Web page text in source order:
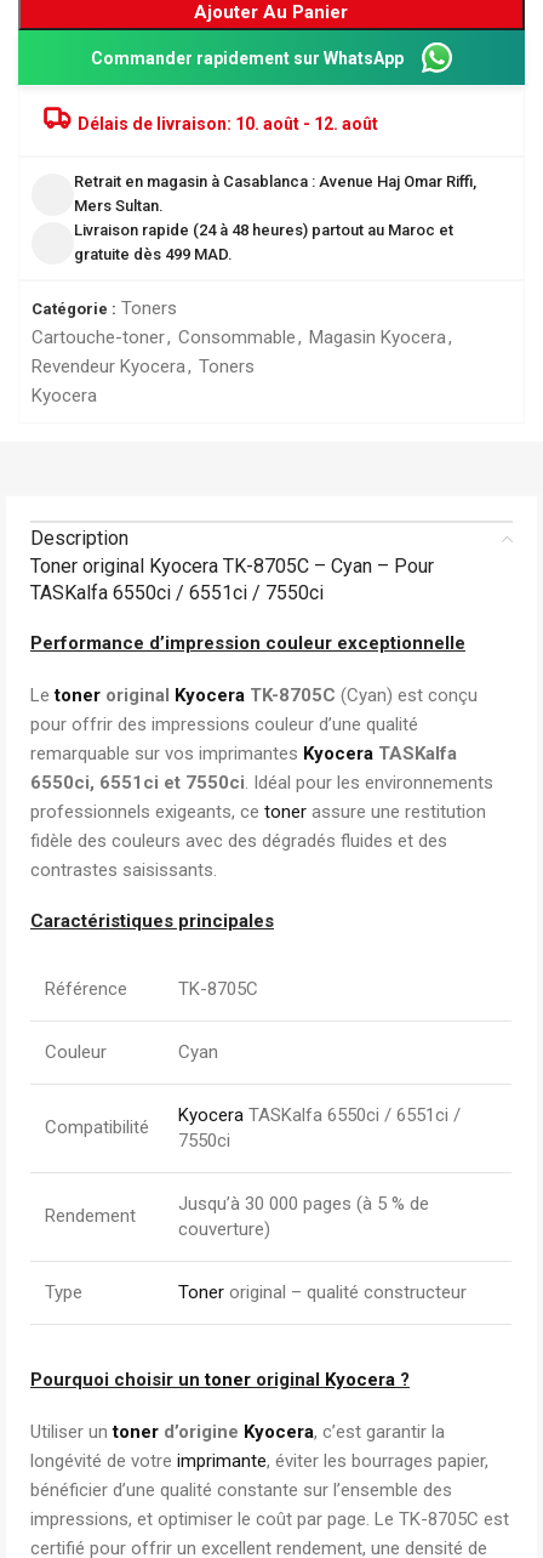
Ajouter Au Panier
Commander rapidement sur WhatsApp
Délais de livraison: 10. août - 12. août
Retrait en magasin à Casablanca : Avenue Haj Omar Riffi,
Mers Sultan.
Livraison rapide (24 à 48 heures) partout au Maroc et
gratuite dès 499 MAD.
Catégorie : Toners
Cartouche-toner, Consommable, Magasin Kyocera,
Revendeur Kyocera, Toners
Kyocera
Description
Toner original Kyocera TK-8705C – Cyan – Pour
TASKalfa 6550ci / 6551ci / 7550ci
Performance d’impression couleur exceptionnelle
Letoner original Kyocera TK-8705C (Cyan) est conçu
pour offrir des impressions couleur d’une qualité
remarquable sur vos imprimantes Kyocera TASKalfa
6550ci, 6551ci et 7550ci. Idéal pour les environnements
professionnels exigeants, ce toner assure une restitution
fidèle des couleurs avec des dégradés fluides et des
contrastes saisissants.
Caractéristiques principales
Référence TK-8705C
Couleur Cyan
Compatibilité
Kyocera TASKalfa 6550ci / 6551ci /
7550ci
Rendement
Jusqu’à 30 000 pages (à 5 % de
couverture)
Type Toner original – qualité constructeur
Pourquoi choisir untoner original Kyocera ?
Utiliser untoner d’origine Kyocera, c’est garantir la
longévité de votre imprimante, éviter les bourrages papier,
bénéficier d’une qualité constante sur l’ensemble des
impressions, et optimiser le coût par page. Le TK-8705C est
certifié pour offrir un excellent rendement, une densité de